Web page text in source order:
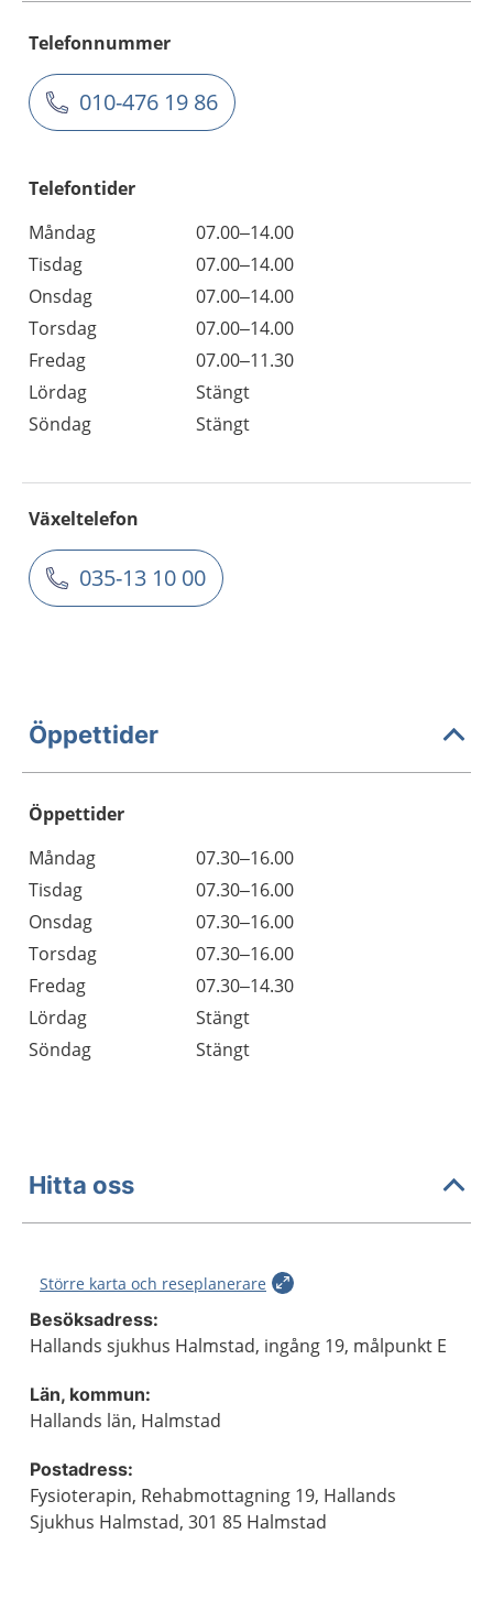
Telefonnummer
010-476 19 86
Telefontider
Måndag
07.00–14.00
Tisdag
07.00–14.00
Onsdag
07.00–14.00
Torsdag
07.00–14.00
Fredag
07.00–11.30
Lördag
Stängt
Söndag
Stängt
Växeltelefon
035-13 10 00
Öppettider
Öppettider
Dag
Öppettider
Kommentarer
Måndag
07.30–16.00
Tisdag
07.30–16.00
Onsdag
07.30–16.00
Torsdag
07.30–16.00
Fredag
07.30–14.30
Lördag
Stängt
Söndag
Stängt
Hitta oss
Större karta och reseplanerare
Besöksadress:
Hallands sjukhus Halmstad, ingång 19, målpunkt E
Län, kommun:
Hallands län, Halmstad
Postadress:
Fysioterapin, Rehabmottagning 19, Hallands
Sjukhus Halmstad, 301 85 Halmstad